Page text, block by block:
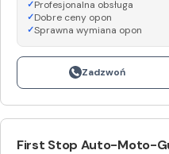
Profesjonalna obsługa
Dobre ceny opon
Sprawna wymiana opon
Zadzwoń
First Stop Auto-Moto-